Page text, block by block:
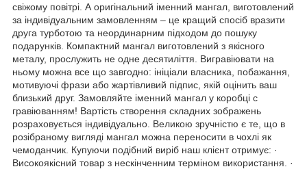
свіжому повітрі. А оригінальний іменний мангал, виготовлений
за індивідуальним замовленням – це кращий спосіб вразити
друга турботою та неординарним підходом до пошуку
подарунків. Компактний мангал виготовлений з якісного
металу, прослужить не одне десятиліття. Вигравіювати на
ньому можна все що завгодно: ініціали власника, побажання,
мотивуючі фрази або жартівливий підпис, якій оцінить ваш
близький друг. Замовляйте іменний мангал у коробці с
гравіюванням! Вартість створення складних зображень
розраховується індивідуально. Великою зручністю є те, що в
розібраному вигляді мангал можна переносити в чохлі як
чемоданчик. Купуючи подібний виріб наш клієнт отримує: ·
Високоякісний товар з нескінченним терміном використання. ·